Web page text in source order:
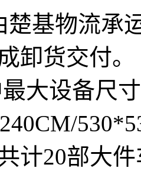
楚基物流承
卸货交付
大设备尺
计20部大